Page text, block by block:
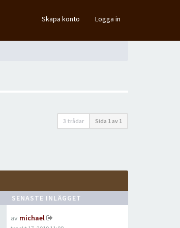
Skapa konto Logga in
3 trådar Sida 1 av 1
SENASTE INLÄGGET
av michael